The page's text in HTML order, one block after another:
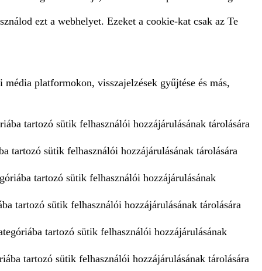
ezt a webhelyet. Ezeket a cookie-kat csak az Te
platformokon, visszajelzések gyűjtése és más,
tartozó sütik felhasználói hozzájárulásának tárolására
tartozó sütik felhasználói hozzájárulásának tárolására
tartozó sütik felhasználói hozzájárulásának
tartozó sütik felhasználói hozzájárulásának tárolására
tartozó sütik felhasználói hozzájárulásának
tartozó sütik felhasználói hozzájárulásának tárolására